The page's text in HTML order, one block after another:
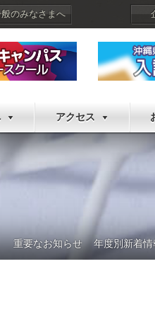
のみなさまへ
アクセス
重要なお知らせ 年度別新着情